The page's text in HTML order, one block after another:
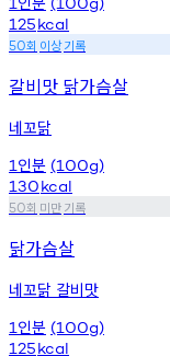
125kcal
50회 이상기록
갈비맛 닭가슴살
네꼬닭
1 인분 (100g)
130kcal
50회 미만기록
닭가슴살
네꼬닭 갈비맛
1 인분 (100g)
125kcal